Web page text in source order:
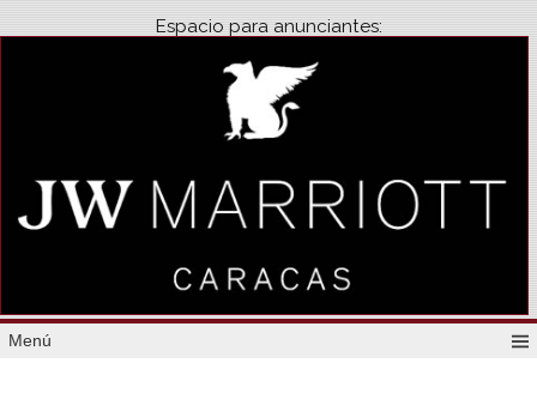
Espacio para anunciantes:
Menú